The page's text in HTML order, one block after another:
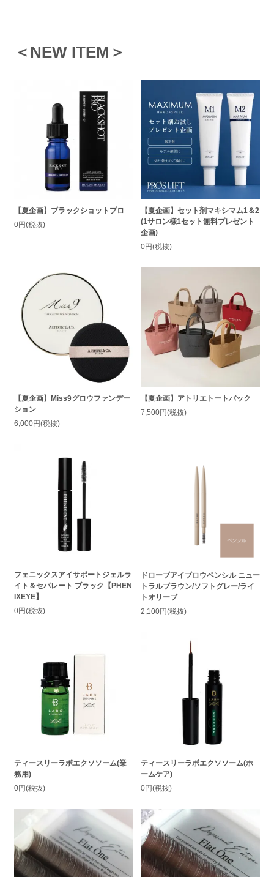
＜NEW ITEM＞
【夏企画】ブラックショットプロ
0円(税抜)
【夏企画】セット剤マキシマム1＆2
(1サロン様1セット無料プレゼント
企画)
0円(税抜)
【夏企画】Miss9グロウファンデー
ション
6,000円(税抜)
【夏企画】アトリエトートバック
7,500円(税抜)
フェニックスアイサポートジェルラ
イト＆セパレート ブラック【PHEN
IXEYE】
0円(税抜)
ドローブアイブロウペンシル ニュー
トラルブラウン/ソフトグレー/ライ
トオリーブ
2,100円(税抜)
ティースリーラボエクソソーム(業
務用)
0円(税抜)
ティースリーラボエクソソーム(ホ
ームケア)
0円(税抜)